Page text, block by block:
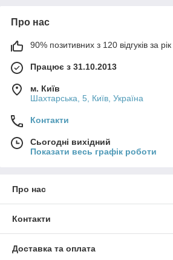
Про нас
90% позитивних з 120 відгуків за рік
Працює з 31.10.2013
м. Київ
Шахтарська, 5, Київ, Україна
Контакти
Сьогодні вихідний
Показати весь графік роботи
Про нас
Контакти
Доставка та оплата